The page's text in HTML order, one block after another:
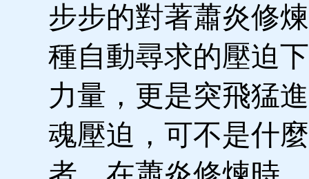
步步的對著蕭炎修
種自動尋求的壓迫
力量，更是突飛猛
魂壓迫，可不是什